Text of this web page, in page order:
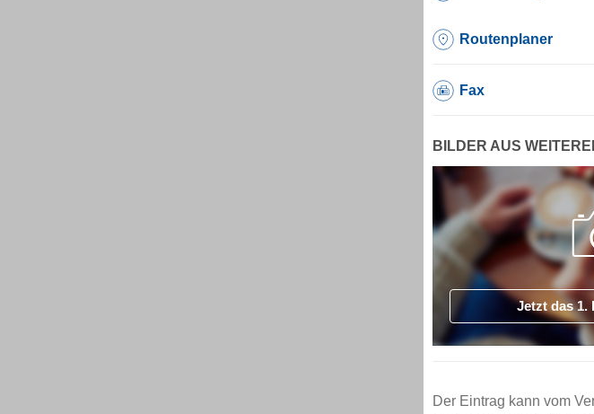
Routenplaner
Fax
BILDER AUS
Jetzt das 1.
Der Eintrag kann vom